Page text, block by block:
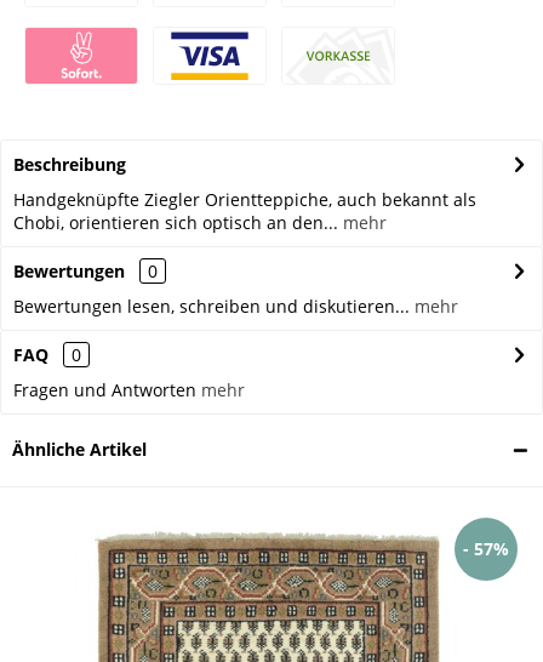
Beschreibung
Handgeknüpfte Ziegler Orientteppiche, auch bekannt als
Chobi, orientieren sich optisch an den... mehr
Bewertungen
0
Bewertungen lesen, schreiben und diskutieren... mehr
FAQ
0
Fragen und Antworten mehr
Ähnliche Artikel
- 57%